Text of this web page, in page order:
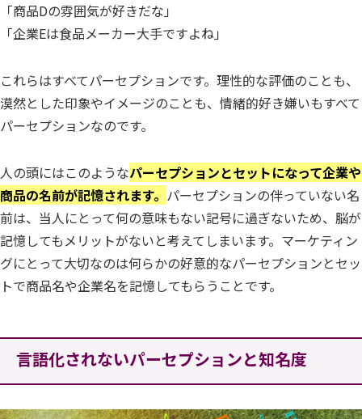
「商品Dの雰囲気が好きだな」
「企業Eは食品メーカー大手ですよね」
これらはすべてパーセプションです。理性的な評価のことも、
漠然とした印象やイメージのことも、情緒的好き嫌いもすべて
パーセプションなのです。
人の頭にはこのようなパーセプションとセットになって企業や
商品の名前が記憶されます。 パーセプションの伴っていない名
前は、当人にとって何の意味もない記号に過ぎないため、脳が
記憶してもメリットがないと考えてしまいます。マーケティン
グにとって大切なのは何らかの好意的なパーセプションとセッ
トで商品名や企業名を記憶してもらうことです。
言語化されないパーセプションと知名度